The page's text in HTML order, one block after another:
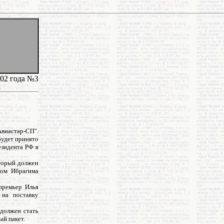
года №3
СП".
принято
РФ в
должен
Ибрагима
Илья
поставку
стать
пакет.